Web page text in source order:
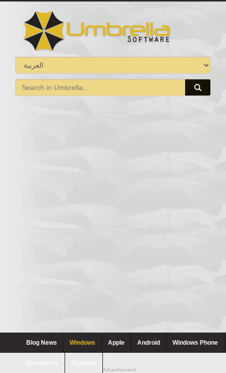
Blog News Windows Apple Android Windows Phone
Advertisement